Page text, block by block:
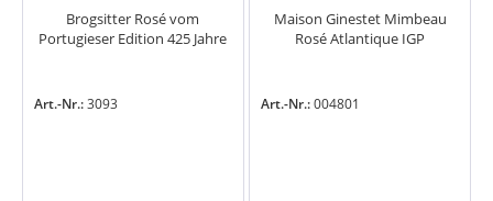
Brogsitter Rosé vom
Portugieser Edition 425 Jahre
Art.-Nr.:3093
Maison Ginestet Mimbeau
Rosé Atlantique IGP
Art.-Nr.:004801